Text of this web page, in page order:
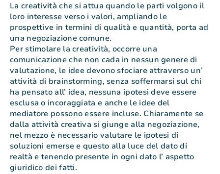
La creatività che si attua quando le parti volgono il
loro interesse verso i valori, ampliando le
prospettive in termini di qualità e quantità, porta ad
una negoziazione comune.
Per stimolare la creatività, occorre una
comunicazione che non cada in nessun genere di
valutazione, le idee devono sfociare attraverso un’
attività di brainstorming, senza soffermarsi sul chi
ha pensato all’ idea, nessuna ipotesi deve essere
esclusa o incoraggiata e anche le idee del
mediatore possono essere incluse. Chiaramente se
dalla attività creativa si giunge alla negoziazione,
nel mezzo è necessario valutare le ipotesi di
soluzioni emerse e questo alla luce del dato di
realtà e tenendo presente in ogni dato l’ aspetto
giuridico dei fatti.